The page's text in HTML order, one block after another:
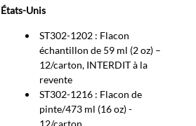
États-Unis
ST302-1202 : Flacon
échantillon de 59 ml (2 oz) –
12/carton, INTERDIT à la
revente
ST302-1216 : Flacon de
pinte/473 ml (16 oz) -